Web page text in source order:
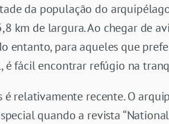
da população do
km de largura. Ao chegar de
entanto, para aqueles que
é fácil encontrar refúgio na
relativamente recente. O
quando a revista